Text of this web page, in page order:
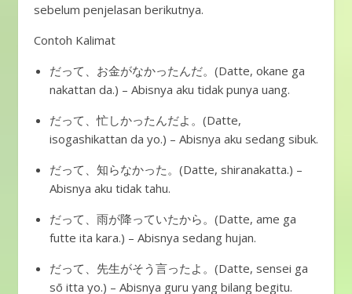
sebelum penjelasan berikutnya.
Contoh Kalimat
だって、お金がなかったんだ。(Datte, okane ga
nakattan da.) – Abisnya aku tidak punya uang.
だって、忙しかったんだよ。(Datte,
isogashikattan da yo.) – Abisnya aku sedang sibuk.
だって、知らなかった。(Datte, shiranakatta.) –
Abisnya aku tidak tahu.
だって、雨が降っていたから。(Datte, ame ga
futte ita kara.) – Abisnya sedang hujan.
だって、先生がそう言ったよ。(Datte, sensei ga
sō itta yo.) – Abisnya guru yang bilang begitu.